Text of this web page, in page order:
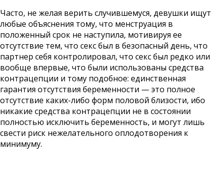
Часто, не желая верить случившемуся, девушки ищут
любые объяснения тому, что менструация в
положенный срок не наступила, мотивируя ее
отсутствие тем, что секс был в безопасный день, что
партнер себя контролировал, что секс был редко или
вообще впервые, что были использованы средства
контрацепции и тому подобное: единственная
гарантия отсутствия беременности — это полное
отсутствие каких-либо форм половой близости, ибо
никакие средства контрацепции не в состоянии
полностью исключить беременность, и могут лишь
свести риск нежелательного оплодотворения к
минимуму.